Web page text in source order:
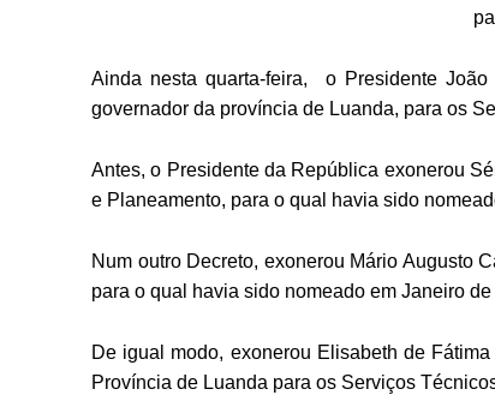
Ainda nesta quarta-feira, o Presidente
governador da província de Luanda, para os
Antes, o Presidente da República exonerou
e Planeamento, para o qual havia sido
Num outro Decreto, exonerou Mário Augusto
para o qual havia sido nomeado em Janeiro de
De igual modo, exonerou Elisabeth de
Província de Luanda para os Serviços